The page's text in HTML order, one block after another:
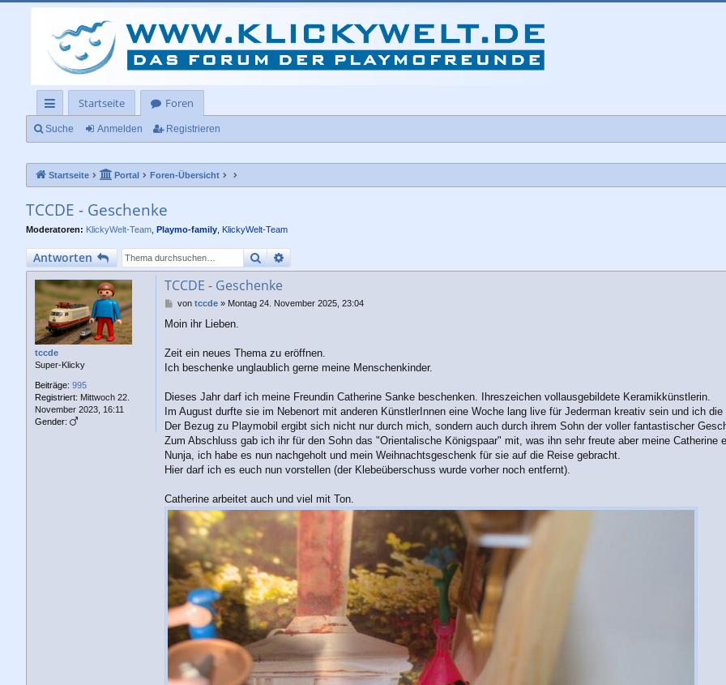
ch
llz
ug
rif
f
Startseite
Foren
Suche Anmelden Registrieren
Startseite Portal Foren-Übersicht
TCCDE - Geschenke
Moderatoren: KlickyWelt-Team Playmo-family KlickyWelt-Team
Antworten SucheErweiterte Suche
tccde
Super-Klicky
Beiträge: 995
Registriert: Mittwoch 22.
November 2023, 16:11
Gender:
TCCDE - Geschenke
B
i
r
a
von tccde» Montag 24. November 2025, 23:04
Moin ihr Lieben.
Zeit ein neues Thema zu eröffnen.
Ich beschenke unglaublich gerne meine Menschenkinder.
Dieses Jahr darf ich meine Freundin Catherine Sanke beschenken. Ihreszeichen vollausgebildete Keramikkünstlerin.
Im August durfte sie im Nebenort mit anderen KünstlerInnen eine Woche lang live für Jederman kreativ sein und ich
Der Bezug zu Playmobil ergibt sich nicht nur durch mich, sondern auch durch ihrem Sohn der voller fantastischer
Zum Abschluss gab ich ihr für den Sohn das "Orientalische Königspaar" mit, was ihn sehr freute aber meine Catherine
Nunja, ich habe es nun nachgeholt und mein Weihnachtsgeschenk für sie auf die Reise gebracht.
Hier darf ich es euch nun vorstellen (der Klebeüberschuss wurde vorher noch entfernt).
Catherine arbeitet auch und viel mit Ton.